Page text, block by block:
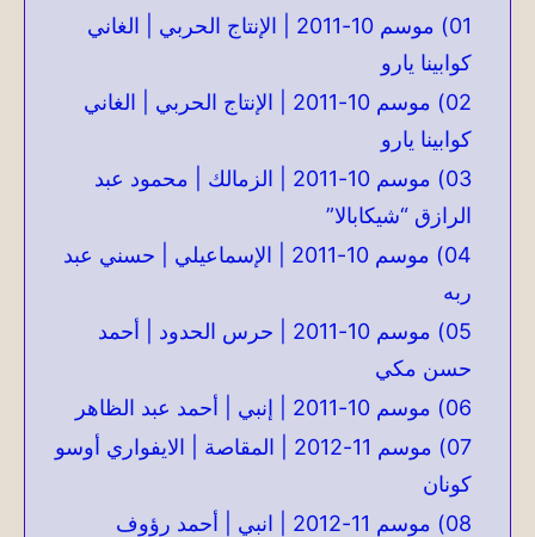
01) موسم 10-2011 | الإنتاج الحربي | الغاني
كوابينا يارو
02) موسم 10-2011 | الإنتاج الحربي | الغاني
كوابينا يارو
03) موسم 10-2011 | الزمالك | محمود عبد
الرازق “شيكابالا”
04) موسم 10-2011 | الإسماعيلي | حسني عبد
ربه
05) موسم 10-2011 | حرس الحدود | أحمد
حسن مكي
06) موسم 10-2011 | إنبي | أحمد عبد الظاهر
07) موسم 11-2012 | المقاصة | الايفواري أوسو
كونان
08) موسم 11-2012 | انبي | أحمد رؤوف